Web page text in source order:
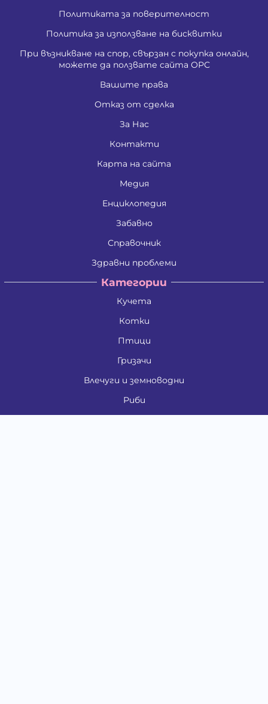
Политиката за поверителност
Политика за използване на бисквитки
При възникване на спор, свързан с покупка онлайн,
можете да ползвате сайта ОРС
Вашите права
Отказ от сделка
За Нас
Контакти
Карта на сайта
Медия
Енциклопедия
Забавно
Справочник
Здравни проблеми
Категории
Кучета
Котки
Птици
Гризачи
Влечуги и земноводни
Риби